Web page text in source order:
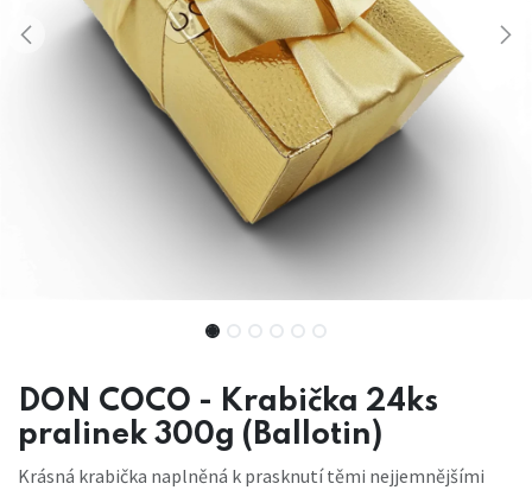
DON COCO - Krabička 24ks
pralinek 300g (Ballotin)
Krásná krabička naplněná k prasknutí těmi nejjemnějšími